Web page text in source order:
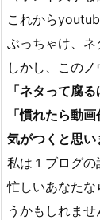
これから
ぶっちゃけ、ネ
しかし、このノ
「ネタって腐
「慣れたら動
気がつくと思い
私は１ブログの
忙しいあなた
うかもしれませ